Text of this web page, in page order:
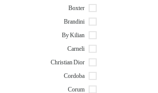
Boxter
Brandini
By Kilian
Carneli
Christian Dior
Cordoba
Corum